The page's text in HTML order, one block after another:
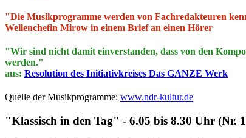
"Die Musikprogramme werden von Fachredakteuren
Wellenchefin Mirow in einem Brief an einen Hörer
"Wir sind nicht damit einverstanden, dass von den
werden."
aus: Resolution des Initiativkreises Das GANZE Werk
Quelle der Musikprogramme: www.ndr-kultur.de
"Klassisch in den Tag" - 6.05 bis 8.30 Uhr (Nr.